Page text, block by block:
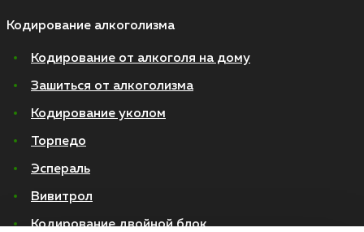
Кодирование алкоголизма
Кодирование от алкоголя на дому
Зашиться от алкоголизма
Кодирование уколом
Торпедо
Эспераль
Вивитрол
Кодирование двойной блок